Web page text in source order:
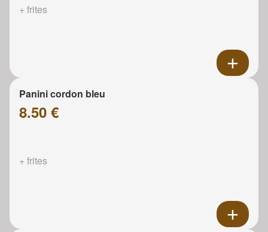
+ frites
Panini cordon bleu
8.50 €
+ frites